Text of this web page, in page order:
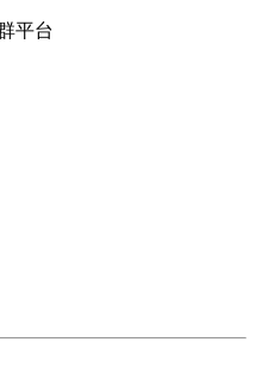
平台